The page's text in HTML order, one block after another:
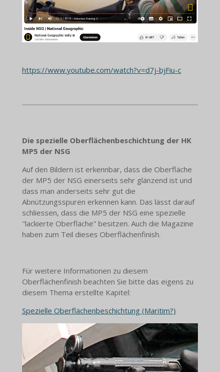
https://www.youtube.com/watch?v=d7j-bjFiu-c
Die spezielle Oberflächenbeschichtung der HK
MP5 der NSG
Auf den Bildern ist erkennbar, dass die Oberfläche
der MP5 der NSG einerseits sehr glänzend ist und
dass man anderseits sehr gut die
Abnützungsspuren erkennen kann. Das lässt darauf
schliessen, dass die MP5 der NSG eine spezielle
"lackierte Oberfläche" besitzen. Auch die Magazine
haben zum Teil dieses Oberflächenfinish.
Für weitere Informationen zu diesem
Oberflächenfinish beachten Sie bitte das eigens zu
diesem Thema erstellte Kapitel:
Spezielle Oberflächenbeschichtung (Maritim?)